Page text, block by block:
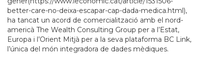
better-care-no-deixa-escapar-cap-dada-medica.html),
ha tancat un acord de comercialització amb el nord-
americà The Wealth Consulting Group per a l’Estat,
Europa i l’Orient Mitjà per a la seva plataforma BC Link,
l’única del món integradora de dades mèdiques.